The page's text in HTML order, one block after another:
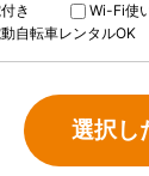
き
Wi-Fi使
自転車レンタルOK